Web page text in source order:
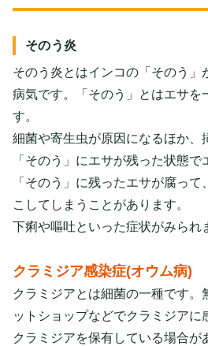
そのう炎
そのう炎とはインコの「そのう」
病気です。「そのう」とはエサを
す。
細菌や寄生虫が原因になるほか、
「そのう」にエサが残った状態で
「そのう」に残ったエサが腐っ
こしてしまうことがあります。
下痢や嘔吐といった症状がみられ
クラミジア感染症(オウム病)
クラミジアとは細菌の一種です。
ットショップなどでクラミジアに
クラミジアを保有している場合が